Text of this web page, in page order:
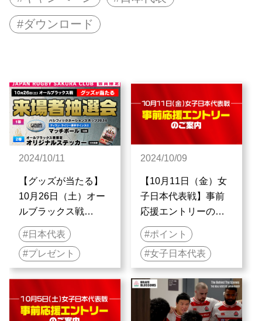
ダウンロード
2024/10/11
【グッズが当たる】
10月26日（土）オー
ルブラックス戦
JAPAN RUGBY
SAKURA CLUB会員
限定来場者抽選会実
施のお知らせ
日本代表
プレゼント
2024/10/09
【10月11日（金）女
子日本代表戦】事前
応援エントリーのご
案内
ポイント
女子日本代表